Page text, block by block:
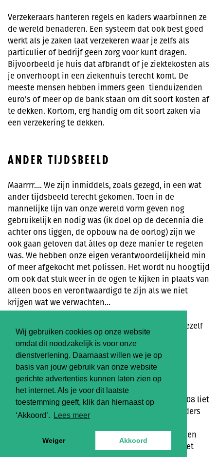
Wij gebruiken cookies op onze website
omdat dit noodzakelijk is voor onze
dienstverlening. Daarnaast willen we je op
basis van jouw gebruik van onze website
gerichte advertenties kunnen laten zien op
het internet. Als je voor dit laatste
toestemming geeft, klik dan hiernaast op
‘Akkoord’.
Lees meer
Weiger Akkoord
Verzekeraars hanteren regels en kaders waarbinnen ze
de wereld benaderen. Een systeem dat ook best goed
werkt als je zaken laat verzekeren waar je zelfs als
particulier of bedrijf geen zorg voor kunt dragen.
Bijvoorbeeld je huis dat afbrandt of je ziektekosten als
je onverhoopt in een ziekenhuis terecht komt. De
meeste mensen hebben immers geen tienduizenden
euro’s of meer op de bank staan om dit soort kosten af
te dekken. Kortom, erg handig om dit soort zaken via
een verzekering te dekken.
ANDER TIJDSBEELD
Maarrrr…. We zijn inmiddels, zoals gezegd, in een wat
ander tijdsbeeld terecht gekomen. Toen in de
mannelijke lijn van onze wereld vorm geven nog
gebruikelijk en nodig was (ik doel op de decennia die
achter ons liggen, de opbouw na de oorlog) zijn we
ook gaan geloven dat álles op deze manier te regelen
was. We hebben onze eigen verantwoordelijkheid min
of meer afgekocht met polissen. Het wordt nu hoogtijd
om ook dat stuk weer in de ogen te kijken in plaats van
alleen boos en verontwaardigd te zijn als we niet
krijgen wat we verwachten…
Dat is omdenken op hoog niveau want het gaat jezelf
werkelijk aan.
IETS ANDERS
De crisis waar we mee te maken hadden vanaf 2008 liet
al zien dat er nu iets anders nodig is. Dat iets anders
komen. Dat zullen wij zelf als consumenten moeten
doen. En dat kun je zelf ook! Je hebt die macht! Het